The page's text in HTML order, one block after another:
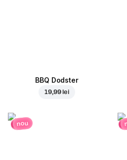
BBQ Dodster
19,99 lei
nou